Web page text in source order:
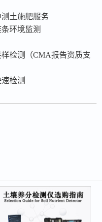
土施肥服务
环境监测
检测（CMA报告资质支
检测